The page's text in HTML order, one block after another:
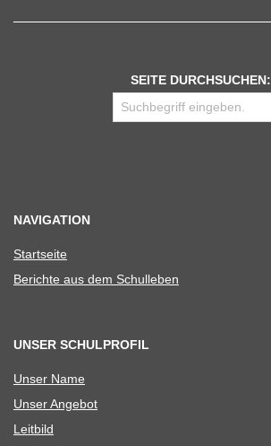
SEITE DURCHSUCHEN:
NAVIGATION
Start­seite
Berichte aus dem Schulleben
UNSER SCHULPROFIL
Unser Name
Unser Ange­bot
Leit­bild